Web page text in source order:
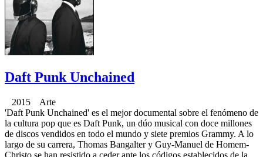
Daft Punk Unchained
2015 Arte
'Daft Punk Unchained' es el mejor documental sobre el fenómeno de
la cultura pop que es Daft Punk, un dúo musical con doce millones
de discos vendidos en todo el mundo y siete premios Grammy. A lo
largo de su carrera, Thomas Bangalter y Guy-Manuel de Homem-
Christo se han resistido a ceder ante los códigos establecidos de la